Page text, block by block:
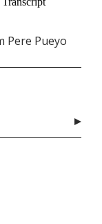
Pere Pueyo